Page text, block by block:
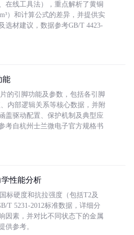
在线工具法），重点解析了黄铜
）和计算公式的差异，并提供实
选材建议，数据参考GB/T 4423-
能
的引脚功能及参数，包括各引脚
内部逻辑关系等核心数据，并附
盖驱动配置、保护机制及典型应
考自杭州士兰微电子官方规格书
性能分析
标硬度和抗拉强度（包括T2及
T 5231-2012标准数据，详细分
因素，并对比不同状态下的金属
供参考。